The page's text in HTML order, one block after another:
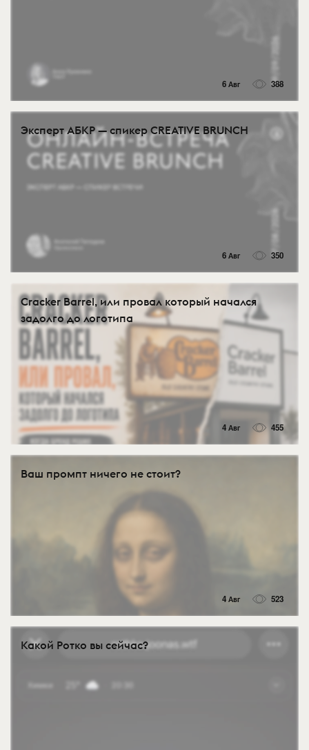
6 Авг 388
Эксперт АБКР — спикер CREATIVE BRUNCH
6 Авг 350
Cracker Barrel, или провал который начался
задолго до логотипа
4 Авг 455
Ваш промпт ничего не стоит?
4 Авг 523
Какой Ротко вы сейчас?